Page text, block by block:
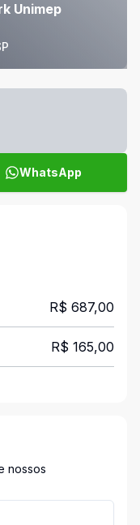
Unimep
WhatsApp
R$ 687,00
R$ 165,00
nossos